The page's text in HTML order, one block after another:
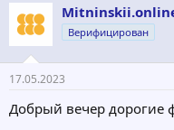
Верифицирован
17.05.2023
Добрый вечер дорогие